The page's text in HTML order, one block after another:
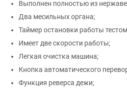
Выполнен полностью из
Два месильных органа;
Таймер остановки работы
Имеет две скорости работы;
Легкая очистка машина;
Кнопка автоматического
Функция реверса дежи;